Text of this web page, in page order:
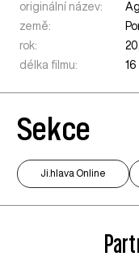
originální název:
země:
rok:
délka filmu:
16
Sekce
Ji.hlava Online